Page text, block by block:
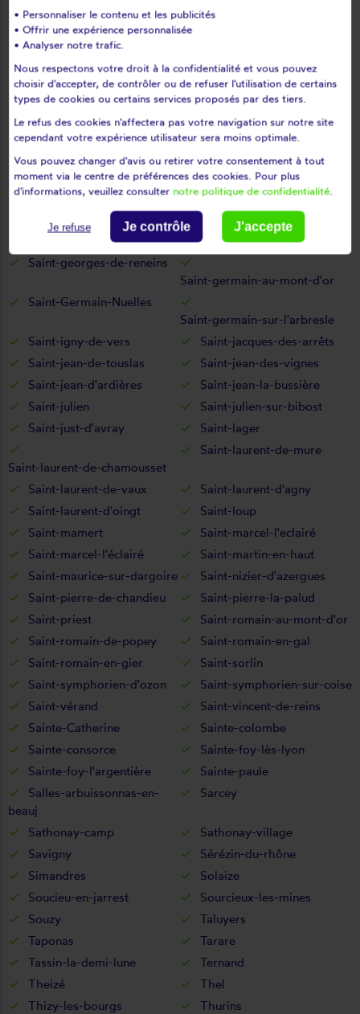
Saint-bonnet-de-mure
Saint-bonnet-le-troncy
Saint-clément-les-places
Saint-clément-sous-valsonne
Saint-cyr-le-chatoux
Saint-cyr-sur-le-rhône
Saint-didier-au-mont-d'or
Saint-didier-sous-riverie
Saint-didier-sur-beaujeu
Saint-étienne-des-oullières
Saint-etienne-la-varenne
Saint-fons
Saint-forgeux
Saint-genis-laval
Saint-genis-les-ollières
Saint-genis-l'argentière
Saint-georges-de-reneins
Saint-germain-au-mont-d'or
Saint-Germain-Nuelles
Saint-germain-sur-l'arbresle
Saint-igny-de-vers
Saint-jacques-des-arrêts
Saint-jean-de-touslas
Saint-jean-des-vignes
Saint-jean-d'ardières
Saint-jean-la-bussière
Saint-julien
Saint-julien-sur-bibost
Saint-just-d'avray
Saint-lager
Saint-laurent-de-chamousset
Saint-laurent-de-mure
Saint-laurent-de-vaux
Saint-laurent-d'agny
Saint-laurent-d'oingt
Saint-loup
Saint-mamert
Saint-marcel-l'eclairé
Saint-marcel-l'éclairé
Saint-martin-en-haut
Saint-maurice-sur-dargoire
Saint-nizier-d'azergues
Saint-pierre-de-chandieu
Saint-pierre-la-palud
Saint-priest
Saint-romain-au-mont-d'or
Saint-romain-de-popey
Saint-romain-en-gal
Saint-romain-en-gier
Saint-sorlin
Saint-symphorien-d'ozon
Saint-symphorien-sur-coise
Saint-vérand
Saint-vincent-de-reins
Sainte-Catherine
Sainte-colombe
Sainte-consorce
Sainte-foy-lès-lyon
Sainte-foy-l'argentière
Sainte-paule
Salles-arbuissonnas-en-
beauj
Sarcey
Sathonay-camp
Sathonay-village
Savigny
Sérézin-du-rhône
Simandres
Solaize
Soucieu-en-jarrest
Sourcieux-les-mines
Souzy
Taluyers
Taponas
Tarare
Tassin-la-demi-lune
Ternand
Theizé
Thel
Thizy-les-bourgs
Thurins
• Personnaliser le contenu et les publicités
• Offrir une expérience personnalisée
• Analyser notre trafic.
Nous respectons votre droit à la confidentialité et vous pouvez
choisir d'accepter, de contrôler ou de refuser l'utilisation de certains
types de cookies ou certains services proposés par des tiers.
Le refus des cookies n'affectera pas votre navigation sur notre site
cependant votre expérience utilisateur sera moins optimale.
Vous pouvez changer d'avis ou retirer votre consentement à tout
moment via le centre de préférences des cookies. Pour plus
d'informations, veuillez consulter notre politique de confidentialité.
Je refuse Je contrôle J'accepte